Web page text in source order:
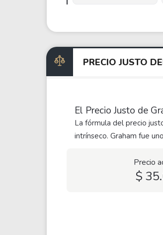
PRECIO JUSTO
El Precio Justo de
La fórmula del precio
intrínseco. Graham fue
Precio
$